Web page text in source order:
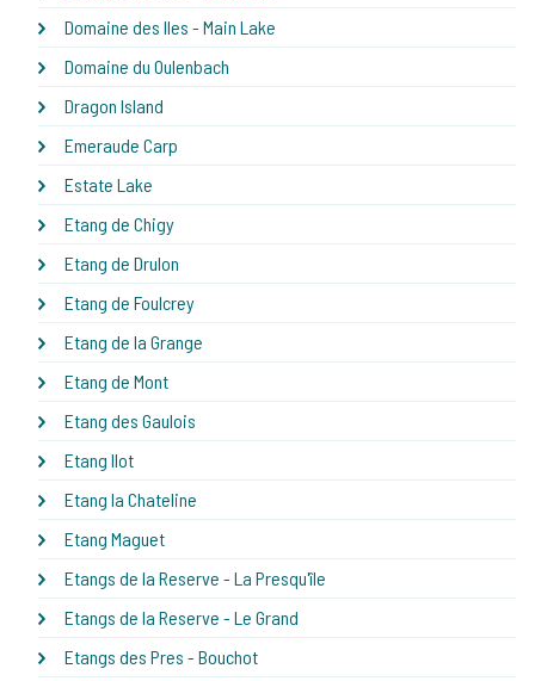
Domaine des Iles - Main Lake
Domaine du Oulenbach
Dragon Island
Emeraude Carp
Estate Lake
Etang de Chigy
Etang de Drulon
Etang de Foulcrey
Etang de la Grange
Etang de Mont
Etang des Gaulois
Etang Ilot
Etang la Chateline
Etang Maguet
Etangs de la Reserve - La Presqu'île
Etangs de la Reserve - Le Grand
Etangs des Pres - Bouchot